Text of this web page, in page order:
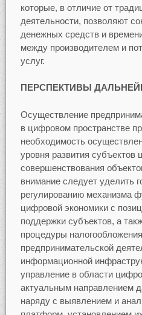
которые, в отличие от
деятельности, позволяют
денежных средств и
между производителем и
услуг.
ПЕРСПЕКТИВЫ
Осуществление
в цифровом пространстве
необходимость
уровня развития субъектов
совершенствования
внимание следует уделить
регулированию механизма
цифровой экономики с
поддержки субъектов, а
процедуры
предпринимательской
информационной
управление в области
актуальным направлением
наряду с выявлением и